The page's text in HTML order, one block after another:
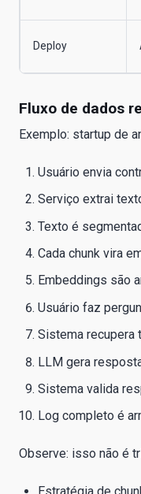
Deploy
Fluxo de dados
Exemplo: startup de
Usuário envia
Serviço extrai
Texto é
Cada chunk vira
Embeddings são
Usuário faz
Sistema recupera
LLM gera
Sistema valida
Log completo é
Observe: isso não é